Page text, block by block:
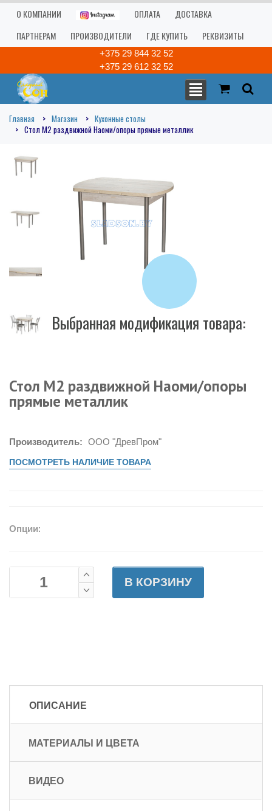
О КОМПАНИИ ОПЛАТА
ДОСТАВКА
ПАРТНЕРАМ
ПРОИЗВОДИТЕЛИ ГДЕ КУПИТЬ РЕКВИЗИТЫ
+375 29 844 32 52
+375 29 612 32 52
Главная Магазин
Кухонные столы
Стол М2 раздвижной Наоми/опоры прямые металлик
Выбранная модификация товара:
Стол М2 раздвижной Наоми/опоры
прямые металлик
Производитель: ООО "ДревПром"
ПОСМОТРЕТЬ НАЛИЧИЕ ТОВАРА
Опции:
В КОРЗИНУ
ОПИСАНИЕ
МАТЕРИАЛЫ И ЦВЕТА
ВИДЕО